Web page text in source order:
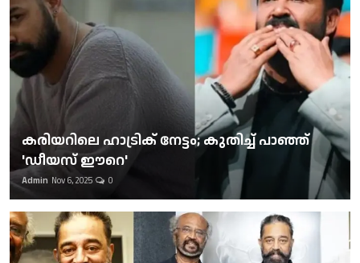
കരിയറിലെ ഹാട്രിക് നേട്ടം; കുതിച്ച് പാഞ്ഞ്
'ഡീയസ് ഈറെ'
Admin Nov 6, 2025 0